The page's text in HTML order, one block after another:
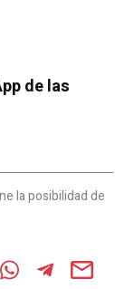
de las
la posibilidad de